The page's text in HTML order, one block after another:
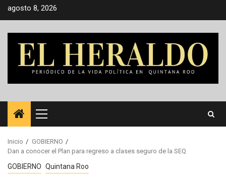
Saltar
agosto 8, 2026
Menú
principal
Inicio
GOBIERNO
Dan a conocer el Plan para regreso a clases seguro de la SEQ
GOBIERNO Quintana Roo